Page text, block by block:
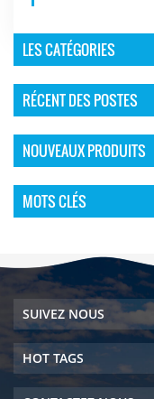
LES CATÉGORIES
RÉCENT DES POSTES
NOUVEAUX PRODUITS
MOTS CLÉS
SUIVEZ NOUS
HOT TAGS